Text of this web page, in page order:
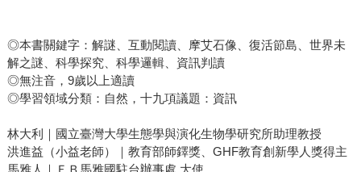
◎本書關鍵字：解謎、互動閱讀、摩艾石像、復活節島、世界未
解之謎、科學探究、科學邏輯、資訊判讀
◎無注音，9歲以上適讀
◎學習領域分類：自然，十九項議題：資訊
林大利｜國立臺灣大學生態學與演化生物學研究所助理教授
洪進益（小益老師）｜教育部師鐸獎、GHF教育創新學人獎得主
馬雅人｜ＦＢ馬雅國駐台辦事處 大使